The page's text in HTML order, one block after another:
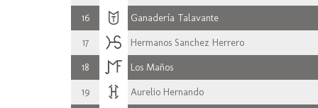
16 Ganadería Talavante
17 Hermanos Sanchez Herrero
18 Los Maños
19 Aurelio Hernando